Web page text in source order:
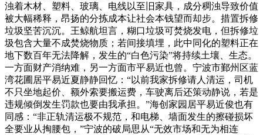
浊着木材、塑料、玻璃、电线以至旧家具，成分稠浊导致价值
被大幅稀释，昂扬的分拣成本让社会本钱望而却步。措置拆修
垃圾坚苦沉沉。王鲸航坦言，糊口垃圾可焚烧发电，但拆修垃
圾包含大量不成焚烧物质；若间接填埋，此中同化的塑料正在
地下数百年无法降解，发生的“白色污染”将持续土壤、生态。
一方面财产消纳难，另一方面市平易近也曾。宁波市鄞州区蓝
湾花圃居平易近夏静静回忆：“以前我家拆修请人清运，司机
不只坐地起价、额外索要搬运费，车驶离后还策动静说，若是
违规倾倒发生罚款也要由我承担。”海创家园居平易近俊也有
同感：“非正轨清运极不规范，和电梯、墙面发生的擦碰损坏
全要业从掏腰包，”宁波的破局思从“无效市场和无为相连